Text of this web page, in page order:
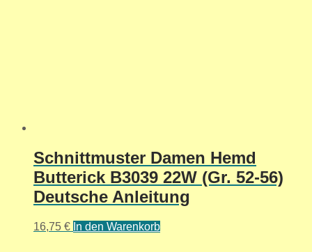
Schnittmuster Damen Hemd
Butterick B3039 22W (Gr. 52-56)
Deutsche Anleitung
16,75 € In den Warenkorb